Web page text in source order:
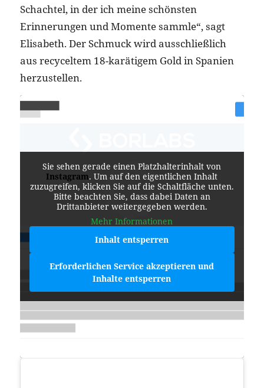
Schachtel, in der ich meine schönsten
Erinnerungen und Momente sammle“, sagt
Elisabeth. Der Schmuck wird ausschließlich
aus recyceltem 18-karätigem Gold in Spanien
herzustellen.
Sie sehen gerade einen Platzhalterinhalt von
Instagram. Um auf den eigentlichen Inhalt
zuzugreifen, klicken Sie auf die Schaltfläche unten.
Bitte beachten Sie, dass dabei Daten an
Drittanbieter weitergegeben werden.
Mehr Informationen
Inhalt entsperren
Erforderlichen Service akzeptieren und
Inhalte entsperren